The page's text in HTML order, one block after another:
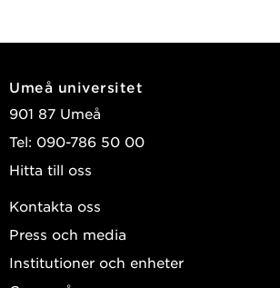
Umeå universitet
901 87 Umeå
Tel: 090-786 50 00
Hitta till oss
Kontakta oss
Press och media
Institutioner och enheter